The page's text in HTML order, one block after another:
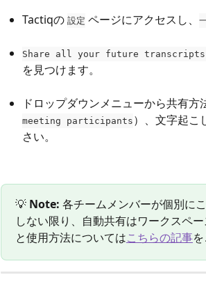
Tactiqの 設定 ページにアクセスし、
Share all your future
を見つけます。
ドロップダウンメニューから共有方
meeting participants ）、文字起こ
さい。
💡 Note: 各チームメンバーが個別に
しない限り、自動共有はワークスペ
と使用方法についてはこちらの記事